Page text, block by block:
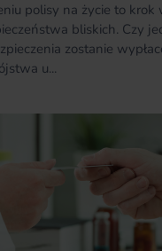
polisy na życie to krok
bliskich. Czy
zostanie
u...